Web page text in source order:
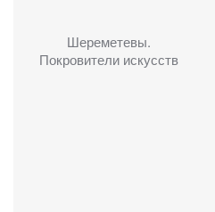
Шереметевы.
Покровители искусств